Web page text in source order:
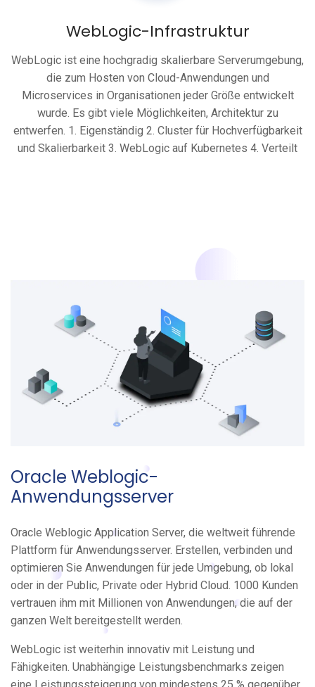
WebLogic-Infrastruktur
WebLogic ist eine hochgradig skalierbare Serverumgebung,
die zum Hosten von Cloud-Anwendungen und
Microservices in Organisationen jeder Größe entwickelt
wurde. Es gibt viele Möglichkeiten, Architektur zu
entwerfen. 1. Eigenständig 2. Cluster für Hochverfügbarkeit
und Skalierbarkeit 3. WebLogic auf Kubernetes 4. Verteilt
Oracle Weblogic-
Anwendungsserver
Oracle Weblogic Application Server, die weltweit führende
Plattform für Anwendungsserver. Erstellen, verbinden und
optimieren Sie Anwendungen für jede Umgebung, ob lokal
oder in der Public, Private oder Hybrid Cloud. 1000 Kunden
vertrauen ihm mit Millionen von Anwendungen, die auf der
ganzen Welt bereitgestellt werden.
WebLogic ist weiterhin innovativ mit Leistung und
Fähigkeiten. Unabhängige Leistungsbenchmarks zeigen
eine Leistungssteigerung von mindestens 25 % gegenüber